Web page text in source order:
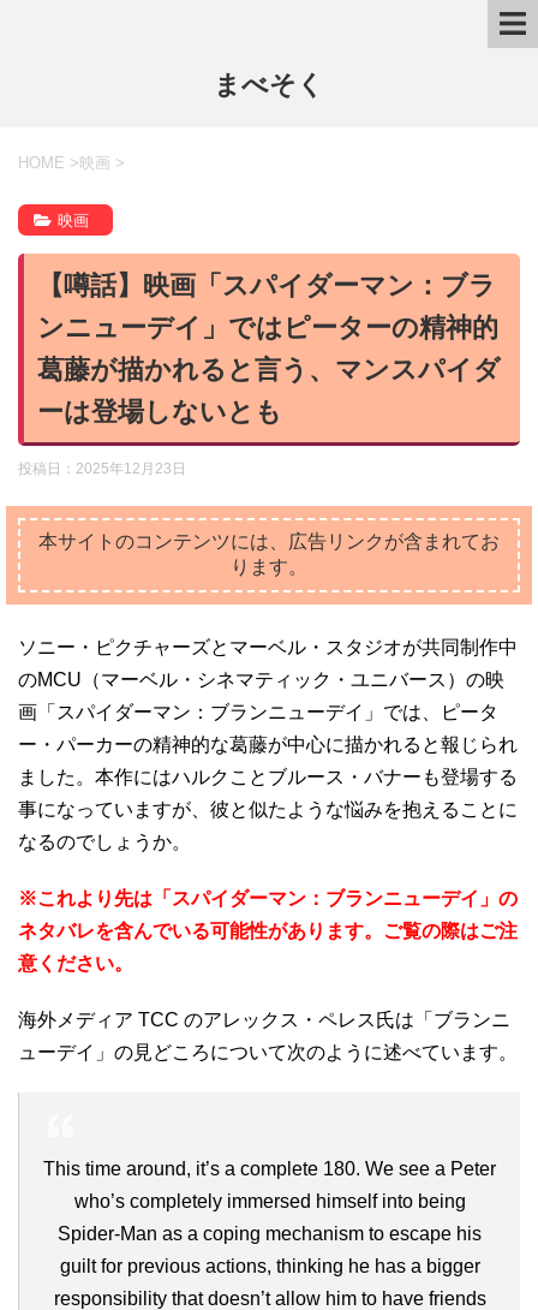
まべそく
HOME > 映画 >
映画
【噂話】映画「スパイダーマン：ブラ
ンニューデイ」ではピーターの精神的
葛藤が描かれると言う、マンスパイダ
ーは登場しないとも
投稿日： 2025年12月23日
本サイトのコンテンツには、広告リンクが含まれてお
ります。
ソニー・ピクチャーズとマーベル・スタジオが共同制作中
のMCU（マーベル・シネマティック・ユニバース）の映
画「スパイダーマン：ブランニューデイ」では、ピータ
ー・パーカーの精神的な葛藤が中心に描かれると報じられ
ました。本作にはハルクことブルース・バナーも登場する
事になっていますが、彼と似たような悩みを抱えることに
なるのでしょうか。
※これより先は「スパイダーマン：ブランニューデイ」の
ネタバレを含んでいる可能性があります。ご覧の際はご注
意ください。
海外メディア TCC のアレックス・ペレス氏は「ブランニ
ューデイ」の見どころについて次のように述べています。
This time around, it’s a complete 180. We see a Peter
who’s completely immersed himself into being
Spider-Man as a coping mechanism to escape his
guilt for previous actions, thinking he has a bigger
responsibility that doesn’t allow him to have friends